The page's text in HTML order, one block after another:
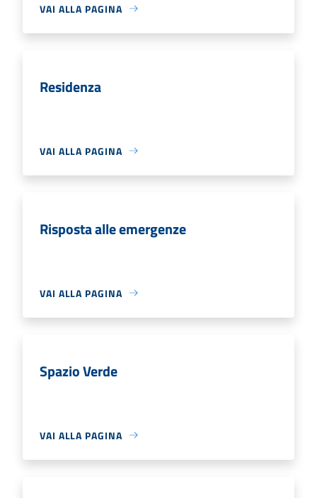
VAI ALLA PAGINA
Residenza
VAI ALLA PAGINA
Risposta alle emergenze
VAI ALLA PAGINA
Spazio Verde
VAI ALLA PAGINA